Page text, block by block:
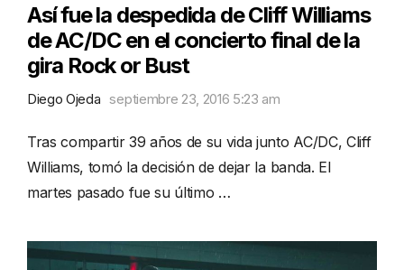
Así fue la despedida de Cliff Williams
de AC/DC en el concierto final de la
gira Rock or Bust
Diego Ojeda septiembre 23, 2016 5:23 am
Tras compartir 39 años de su vida junto AC/DC, Cliff
Williams, tomó la decisión de dejar la banda. El
martes pasado fue su último …